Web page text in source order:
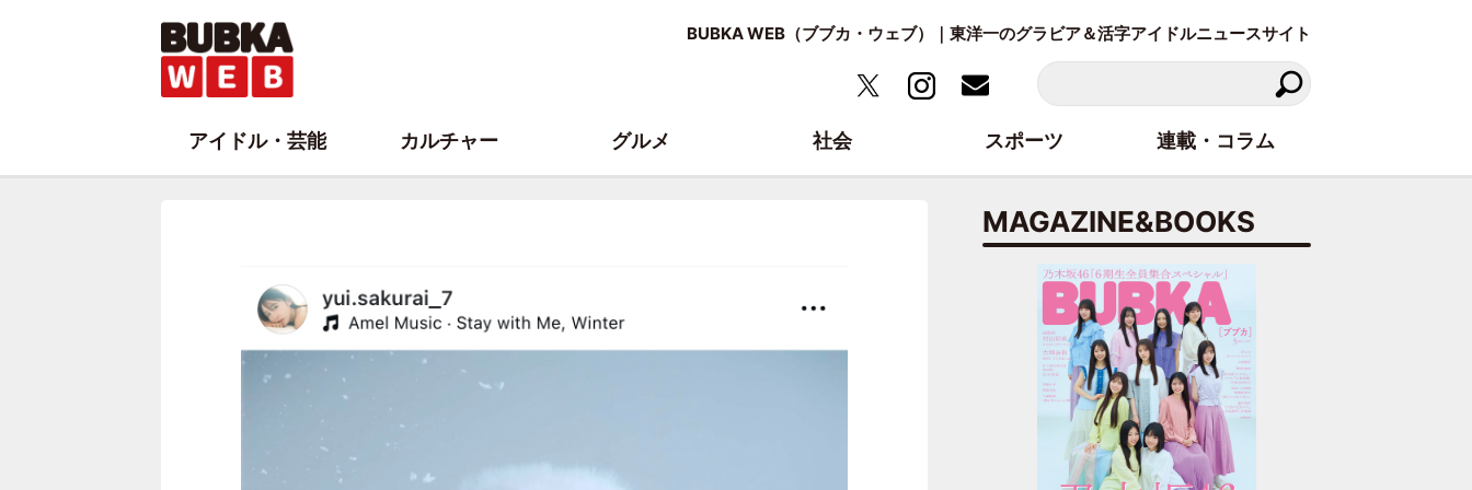
BUBKA WEB（ブブカ・ウェブ）｜東洋一のグラビア＆活字アイドルニュースサイト
MAGAZINE&BOOKS
アイドル・芸能 カルチャー グルメ 社会 スポーツ 連載・コラム